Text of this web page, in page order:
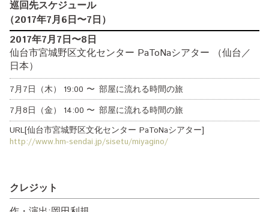
巡回先スケジュール
（2017年7月6日〜7日）
2017年7月7日〜8日
仙台市宮城野区文化センター PaToNaシアター （仙台／
日本）
7月7日（木） 19:00 〜 部屋に流れる時間の旅
7月8日（金）
14:00 〜 部屋に流れる時間の旅
URL[仙台市宮城野区文化センター PaToNaシアター]
http://www.hm-sendai.jp/sisetu/miyagino/
クレジット